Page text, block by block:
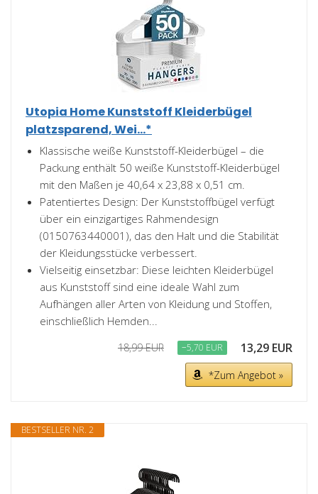
Utopia Home Kunststoff Kleiderbügel
platzsparend, Wei...*
Klassische weiße Kunststoff-Kleiderbügel – die
Packung enthält 50 weiße Kunststoff-Kleiderbügel
mit den Maßen je 40,64 x 23,88 x 0,51 cm.
Patentiertes Design: Der Kunststoffbügel verfügt
über ein einzigartiges Rahmendesign
(0150763440001), das den Halt und die Stabilität
der Kleidungsstücke verbessert.
Vielseitig einsetzbar: Diese leichten Kleiderbügel
aus Kunststoff sind eine ideale Wahl zum
Aufhängen aller Arten von Kleidung und Stoffen,
einschließlich Hemden...
18,99 EUR −5,70 EUR 13,29 EUR
*Zum Angebot »
BESTSELLER NR. 2